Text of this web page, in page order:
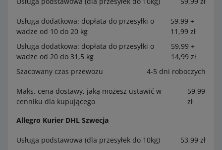
Usługa dodatkowa: dopłata do przesyłki o
wadze od 10 do 20 kg
59,99 +
11,99 zł
Usługa dodatkowa: dopłata do przesyłki o
wadze od 20 do 31,5 kg
59,99 +
14,99 zł
Szacowany czas przewozu
4-5 dni roboczych
Maks. cena dostawy, jaką możesz ustawić w
cenniku dla kupującego
59,99
zł
Allegro Kurier DHL Szwecja
Usługa podstawowa (dla przesyłek do 10kg) 53,99 zł